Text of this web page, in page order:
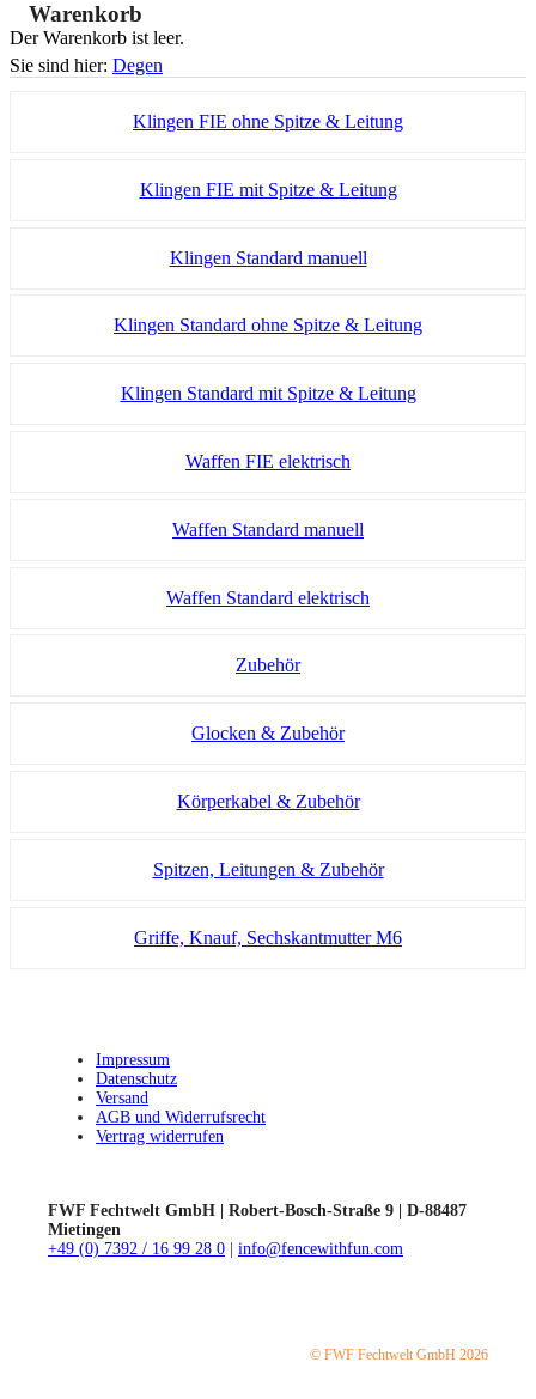
Warenkorb
Der Warenkorb ist leer.
Sie sind hier: Degen
Klingen FIE ohne Spitze & Leitung
Klingen FIE mit Spitze & Leitung
Klingen Standard manuell
Klingen Standard ohne Spitze & Leitung
Klingen Standard mit Spitze & Leitung
Waffen FIE elektrisch
Waffen Standard manuell
Waffen Standard elektrisch
Zubehör
Glocken & Zubehör
Körperkabel & Zubehör
Spitzen, Leitungen & Zubehör
Griffe, Knauf, Sechskantmutter M6
Impressum
Datenschutz
Versand
AGB und Widerrufsrecht
Vertrag widerrufen
FWF Fechtwelt GmbH | Robert-Bosch-Straße 9 | D-88487
Mietingen
+49 (0) 7392 / 16 99 28 0 | info@fencewithfun.com
© FWF Fechtwelt GmbH 2026